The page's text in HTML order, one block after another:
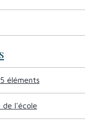
éléments
de l'école